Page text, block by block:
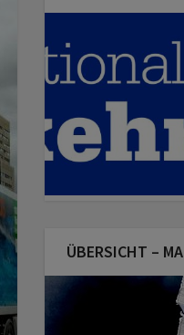
ÜBERSICHT –